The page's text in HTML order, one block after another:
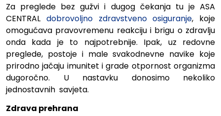
Za preglede bez gužvi i dugog čekanja tu je ASA
CENTRAL dobrovoljno zdravstveno osiguranje, koje
omogućava pravovremenu reakciju i brigu o zdravlju
onda kada je to najpotrebnije. Ipak, uz redovne
preglede, postoje i male svakodnevne navike koje
prirodno jačaju imunitet i grade otpornost organizma
dugoročno. U nastavku donosimo nekoliko
jednostavnih savjeta.
Zdrava prehrana